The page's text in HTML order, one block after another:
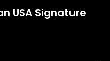
USA Signature